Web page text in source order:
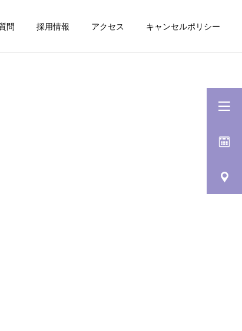
問 採用情報 アクセス キャンセルポリシー